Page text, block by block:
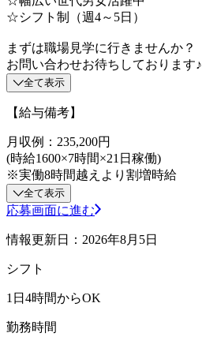
☆シフト制（週4～5日）
まずは職場見学に行きませんか？
お問い合わせお待ちしております♪
全て表示
【給与備考】
月収例：235,200円
(時給1600×7時間×21日稼働)
※実働8時間越えより割増時給
全て表示
応募画面に進む
情報更新日：2026年8月5日
シフト
1日4時間からOK
勤務時間